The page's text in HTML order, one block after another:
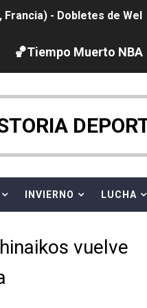
- Dobletes de
Turquía)
Francia) - España
a The Demand
🏀Tiempo Muerto NBA
INVIERNO LUCHA
vuelve